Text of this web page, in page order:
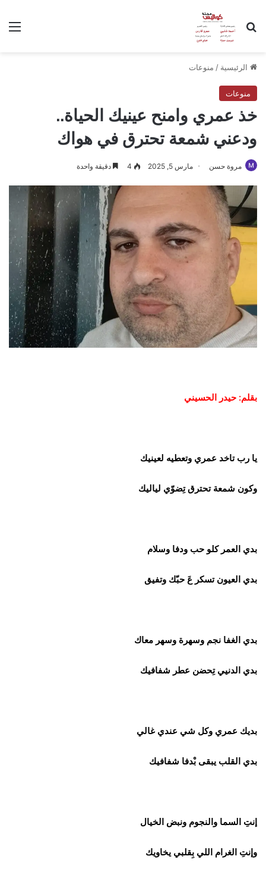
بحث عن
الرئيسية / منوعات
منوعات
خذ عمري وامنح عينيك الحياة..
ودعني شمعة تحترق في هواك
مروة حسن مارس 5, 2025 4 دقيقة واحدة
بقلم: حيدر الحسيني
يا رب تاخد عمري وتعطيه لعينيك
وكون شمعة تحترق تِضوّي لياليك
بدي العمر كلو حب ودفا وسلام
بدي العيون تسكر عَ حبّك وتفيق
بدي الغفا نجم وسهرة وسهر معاك
بدي الدنيي تِحضن عطر شفافيك
بديك عمري وكل شي عندي غالي
بدي القلب يبقى بْدفا شفافيك
إنتِ السما والنجوم ونبض الخيال
وإنتِ الغرام اللي بِقلبي يخاويك